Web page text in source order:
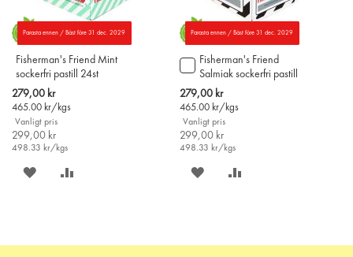
Parasta ennen / Bäst före 31 dec. 2029
Fisherman's Friend Mint
sockerfri pastill 24st
Special
Price
279,00 kr
465.00 kr/kgs
Vanligt pris
299,00 kr
498.33 kr/kgs
SPARA
Parasta ennen / Bäst före 31 dec. 2029
Fisherman's Friend
Salmiak sockerfri pastill
24st
Special
Price
279,00 kr
465.00 kr/kgs
Vanligt pris
299,00 kr
498.33 kr/kgs
Lägg
till
i
varukorgen
SPARA